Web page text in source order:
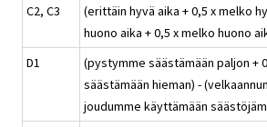
C2, C3
(erittäin hyvä aika + 0,5 x melko
huono aika + 0,5 x melko huono
D1
(pystymme säästämään paljon +
säästämään hieman) -
joudumme käyttämään